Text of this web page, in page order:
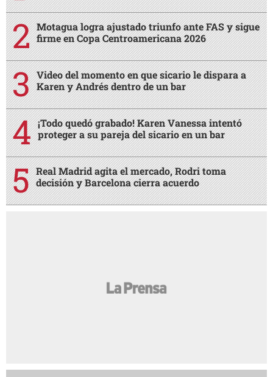
Motagua logra ajustado triunfo ante FAS y sigue
firme en Copa Centroamericana 2026
Video del momento en que sicario le dispara a
Karen y Andrés dentro de un bar
¡Todo quedó grabado! Karen Vanessa intentó
proteger a su pareja del sicario en un bar
Real Madrid agita el mercado, Rodri toma
decisión y Barcelona cierra acuerdo